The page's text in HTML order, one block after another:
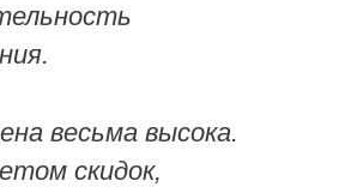
весьма высока.
скидок,